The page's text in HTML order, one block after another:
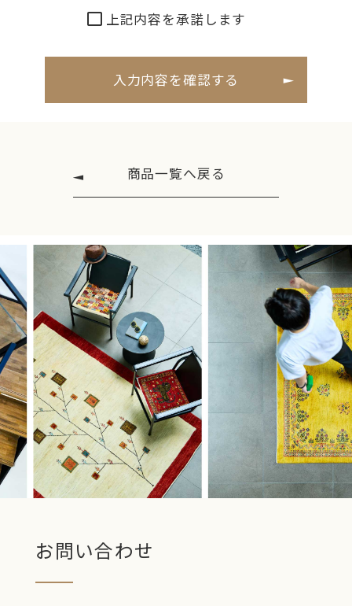
■個人情報の利用目的
て、適切な取得、利用及び提供を行い、
特定した利用目的の達成に必要な範囲を超えて
1.電話、FAX、電子メールなどによる商品・サービ
スに関する情報提供
などの連絡および対応業務
3.商品の修理・メンテナンスなどの連絡および対
応業務
4.商品・サービス改善および企画のための統計資
料作成
■個人情報の第三者への提供について
お客様よりご提供いただいた個人情報は次の目
的に利用させていただく場合がございます。
1.法令に基づき個人情報の開示命令を受けた場
合
がある際、ご本人さまの同意を得ることが困難
である場合
3.国の機関若しくは地方公共団体またはその委
上記内容を承諾します
商品一覧へ戻る
お問い合わせ